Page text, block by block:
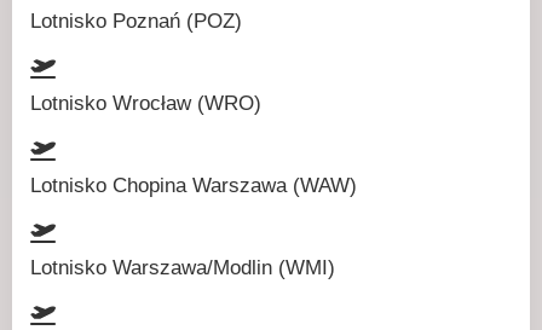
Lotnisko Poznań (POZ)
Lotnisko Wrocław (WRO)
Lotnisko Chopina Warszawa (WAW)
Lotnisko Warszawa/Modlin (WMI)